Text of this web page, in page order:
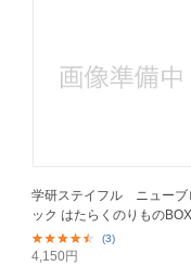
学研ステイフル ニューブ
ック はたらくのりものBOX
(3)
4,150円